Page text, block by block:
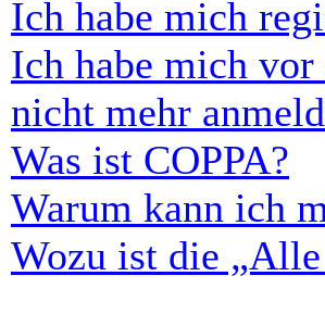
Ich habe mich
Ich habe mich
nicht mehr
Was ist COPPA?
Warum kann ich
Wozu ist die